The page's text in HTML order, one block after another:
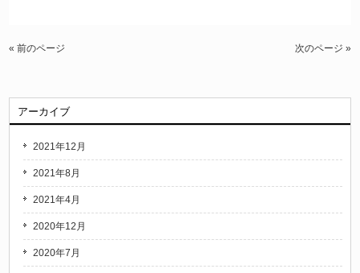
« 前のページ 次のページ »
アーカイブ
2021年12月
2021年8月
2021年4月
2020年12月
2020年7月